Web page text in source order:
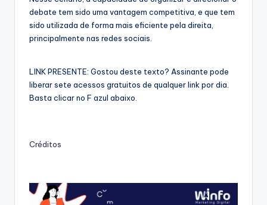
debate tem sido uma vantagem competitiva, e que tem
sido utilizada de forma mais eficiente pela direita,
principalmente nas redes sociais.
LINK PRESENTE: Gostou deste texto? Assinante pode
liberar sete acessos gratuitos de qualquer link por dia.
Basta clicar no F azul abaixo.
Créditos